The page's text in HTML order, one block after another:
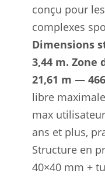
conçu pour
complexes
Dimensions
3,44 m. Zone
21,61 m —
libre
max
ans et plus,
Structure en
40×40 mm +